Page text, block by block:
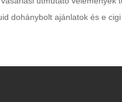
dohánybolt ajánlatok és e